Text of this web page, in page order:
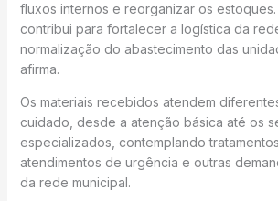
fluxos internos e reorganizar os estoques.
contribui para fortalecer a logística da
normalização do abastecimento das
afirma.
Os materiais recebidos atendem
cuidado, desde a atenção básica até os
especializados, contemplando
atendimentos de urgência e outras
da rede municipal.